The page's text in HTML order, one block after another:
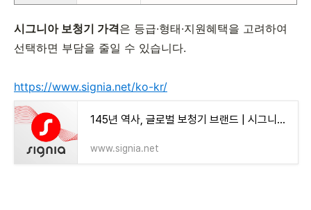
시그니아 보청기 가격은 등급·형태·지원혜택을 고려하여
선택하면 부담을 줄일 수 있습니다.
https://www.signia.net/ko-kr/
145년 역사, 글로벌 보청기 브랜드 | 시그니아보청기 | Signia
www.signia.net